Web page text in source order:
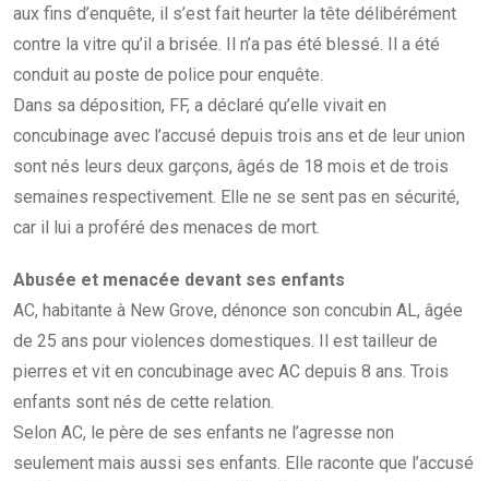
aux fins d’enquête, il s’est fait heurter la tête délibérément
contre la vitre qu’il a brisée. Il n’a pas été blessé. Il a été
conduit au poste de police pour enquête.
Dans sa déposition, FF, a déclaré qu’elle vivait en
concubinage avec l’accusé depuis trois ans et de leur union
sont nés leurs deux garçons, âgés de 18 mois et de trois
semaines respectivement. Elle ne se sent pas en sécurité,
car il lui a proféré des menaces de mort.
Abusée et menacée devant ses enfants
AC, habitante à New Grove, dénonce son concubin AL, âgée
de 25 ans pour violences domestiques. Il est tailleur de
pierres et vit en concubinage avec AC depuis 8 ans. Trois
enfants sont nés de cette relation.
Selon AC, le père de ses enfants ne l’agresse non
seulement mais aussi ses enfants. Elle raconte que l’accusé